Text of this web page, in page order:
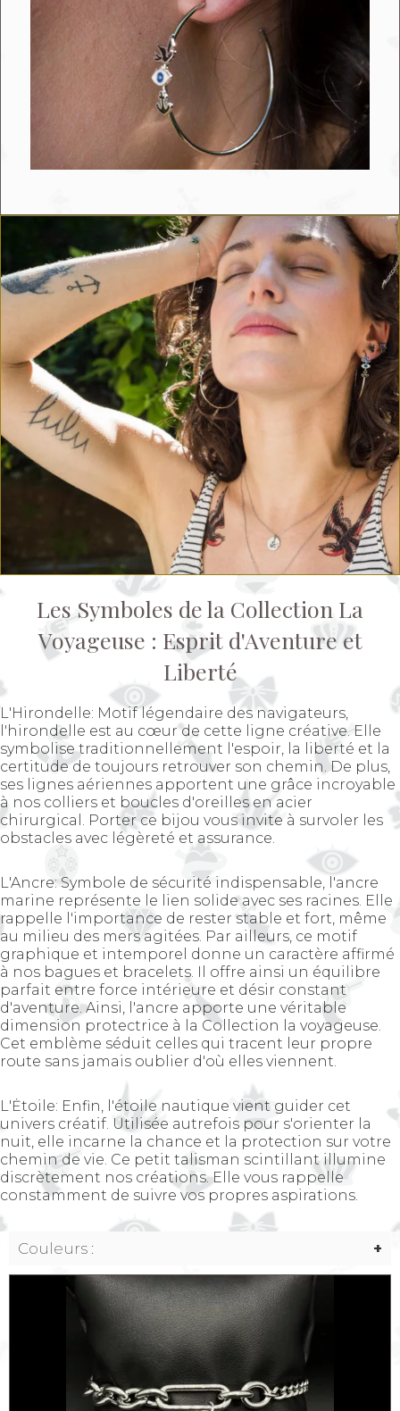
Les Symboles de la Collection La
Voyageuse : Esprit d'Aventure et
Liberté
L'Hirondelle: Motif légendaire des navigateurs,
l'hirondelle est au cœur de cette ligne créative. Elle
symbolise traditionnellement l'espoir, la liberté et la
certitude de toujours retrouver son chemin. De plus,
ses lignes aériennes apportent une grâce incroyable
à nos colliers et boucles d'oreilles en acier
chirurgical. Porter ce bijou vous invite à survoler les
obstacles avec légèreté et assurance.
L'Ancre: Symbole de sécurité indispensable, l'ancre
marine représente le lien solide avec ses racines. Elle
rappelle l'importance de rester stable et fort, même
au milieu des mers agitées. Par ailleurs, ce motif
graphique et intemporel donne un caractère affirmé
à nos bagues et bracelets. Il offre ainsi un équilibre
parfait entre force intérieure et désir constant
d'aventure. Ainsi, l'ancre apporte une véritable
dimension protectrice à la Collection la voyageuse.
Cet emblème séduit celles qui tracent leur propre
route sans jamais oublier d'où elles viennent.
L'Ėtoile: Enfin, l'étoile nautique vient guider cet
univers créatif. Utilisée autrefois pour s'orienter la
nuit, elle incarne la chance et la protection sur votre
chemin de vie. Ce petit talisman scintillant illumine
discrètement nos créations. Elle vous rappelle
constamment de suivre vos propres aspirations.
Couleurs :